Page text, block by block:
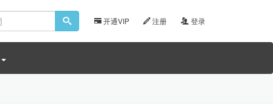
开通VIP 注册 登录